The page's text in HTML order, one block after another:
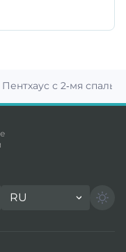
Пентхаус с 2-мя
RU